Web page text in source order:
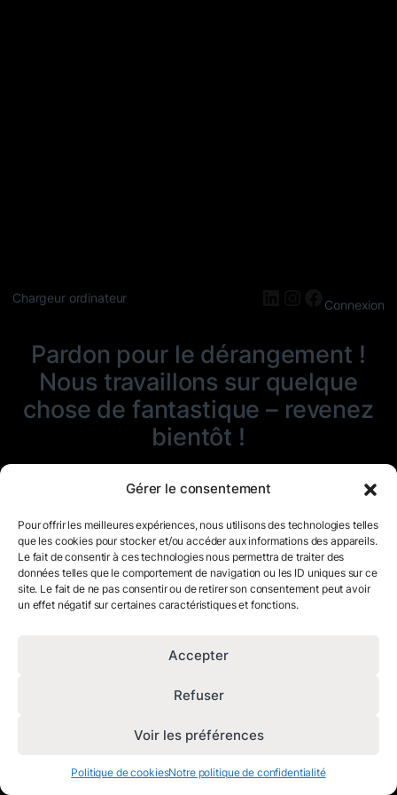
Gérer le consentement
Pour offrir les meilleures expériences, nous utilisons des technologies telles
que les cookies pour stocker et/ou accéder aux informations des appareils.
Le fait de consentir à ces technologies nous permettra de traiter des
données telles que le comportement de navigation ou les ID uniques sur ce
site. Le fait de ne pas consentir ou de retirer son consentement peut avoir
un effet négatif sur certaines caractéristiques et fonctions.
Accepter
Refuser
Voir les préférences
Politique de cookiesNotre politique de confidentialité
Chargeur ordinateur LinkedIn
Instagram
Connexion
Pardon pour le dérangement !
Nous travaillons sur quelque
chose de fantastique – revenez
bientôt !